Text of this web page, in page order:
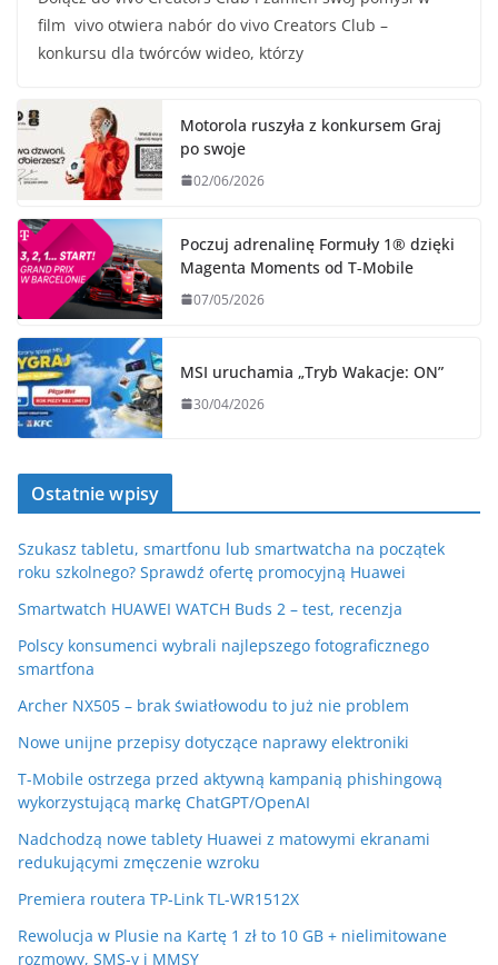
film vivo otwiera nabór do vivo Creators Club –
konkursu dla twórców wideo, którzy
Motorola ruszyła z konkursem Graj
po swoje
02/06/2026
Poczuj adrenalinę Formuły 1® dzięki
Magenta Moments od T‑Mobile
07/05/2026
MSI uruchamia „Tryb Wakacje: ON”
30/04/2026
Ostatnie wpisy
Szukasz tabletu, smartfonu lub smartwatcha na początek
roku szkolnego? Sprawdź ofertę promocyjną Huawei
Smartwatch HUAWEI WATCH Buds 2 – test, recenzja
Polscy konsumenci wybrali najlepszego fotograficznego
smartfona
Archer NX505 – brak światłowodu to już nie problem
Nowe unijne przepisy dotyczące naprawy elektroniki
T-Mobile ostrzega przed aktywną kampanią phishingową
wykorzystującą markę ChatGPT/OpenAI
Nadchodzą nowe tablety Huawei z matowymi ekranami
redukującymi zmęczenie wzroku
Premiera routera TP-Link TL-WR1512X
Rewolucja w Plusie na Kartę 1 zł to 10 GB + nielimitowane
rozmowy, SMS-y i MMSY